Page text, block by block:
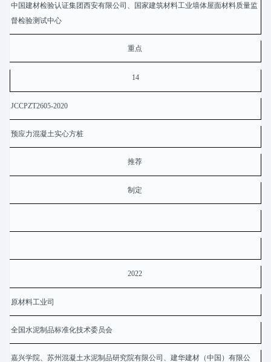
中国建材检验认证集团西安有限公司、国家建筑材料工业墙体屋面材料质量监
督检验测试中心
重点
14
JCCPZT2605-2020
预应力混凝土实心方桩
推荐
制定
2022
原材料工业司
全国水泥制品标准化技术委员会
嘉兴学院、苏州混凝土水泥制品研究院有限公司、建华建材（中国）有限公